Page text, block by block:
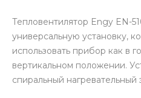
Тепловентилятор Engy EN-
универсальную установку,
использовать прибор как в
вертикальном положении.
спиральный нагревательный